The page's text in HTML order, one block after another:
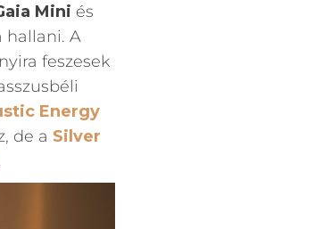
Mini és
hallani. A
feszesek
Energy
de a Silver